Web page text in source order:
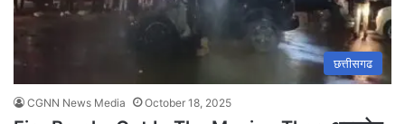
छत्तीसगढ
CGNN News Media October 18, 2025